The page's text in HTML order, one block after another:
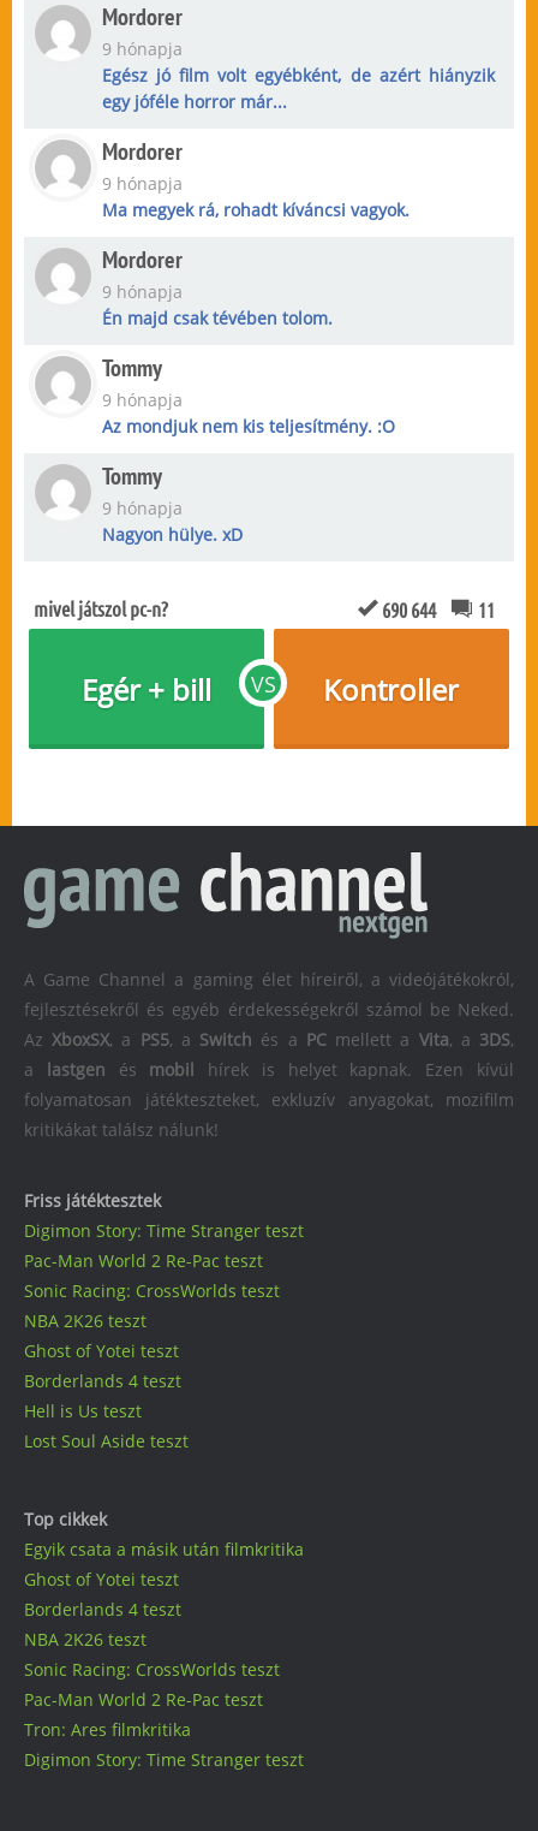
Mordorer
9 hónapja
Egész jó film volt egyébként, de azért hiányzik
egy jóféle horror már...
Mordorer
9 hónapja
Ma megyek rá, rohadt kíváncsi vagyok.
Mordorer
9 hónapja
Én majd csak tévében tolom.
Tommy
9 hónapja
Az mondjuk nem kis teljesítmény. :O
Tommy
9 hónapja
Nagyon hülye. xD
mivel játszol pc-n? 690 644 11
VS
Egér + bill Kontroller
Friss játéktesztek
Digimon Story: Time Stranger teszt
Pac-Man World 2 Re-Pac teszt
Sonic Racing: CrossWorlds teszt
NBA 2K26 teszt
Ghost of Yotei teszt
Borderlands 4 teszt
Hell is Us teszt
Lost Soul Aside teszt
Top cikkek
Egyik csata a másik után filmkritika
Ghost of Yotei teszt
Borderlands 4 teszt
NBA 2K26 teszt
Sonic Racing: CrossWorlds teszt
Pac-Man World 2 Re-Pac teszt
Tron: Ares filmkritika
Digimon Story: Time Stranger teszt
A Game Channel a gaming élet híreiről, a videójátékokról,
fejlesztésekről és egyéb érdekességekről számol be Neked.
AzXboxSX, a PS5, a Switch és a PCmellett a Vita, a 3DS,
a lastgen és mobil hírek is helyet kapnak. Ezen kívül
folyamatosan játékteszteket, exkluzív anyagokat, mozifilm
kritikákat találsz nálunk!